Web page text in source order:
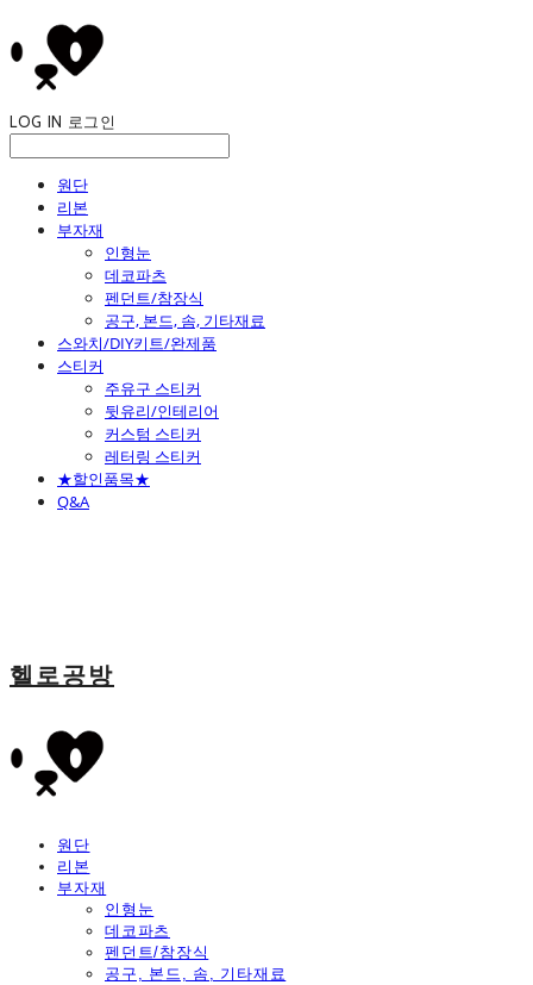
LOG IN 로그인
원단
리본
부자재
인형눈
데코파츠
펜던트/참장식
공구, 본드, 솜, 기타재료
스와치/DIY키트/완제품
스티커
주유구 스티커
뒷유리/인테리어
커스텀 스티커
레터링 스티커
★할인품목★
Q&A
헬로공방
원단
리본
부자재
인형눈
데코파츠
펜던트/참장식
공구, 본드, 솜, 기타재료